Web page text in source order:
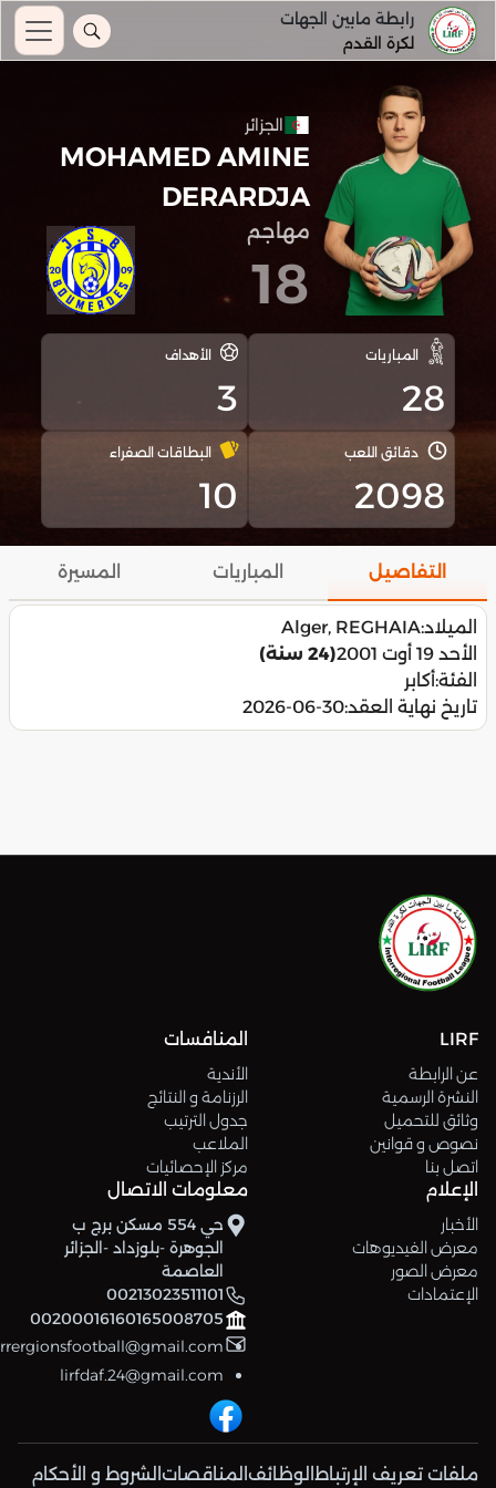
رابطة مابين الجهات
لكرة القدم
الجزائر
MOHAMED AMINE
DERARDJA
مهاجم
18
المباريات
28
الأهداف
3
دقائق اللعب
2098
البطاقات الصفراء
10
التفاصيل المباريات المسيرة
الميلاد:Alger, REGHAIA
الأحد 19 أوت 2001
(24 سنة)
الفئة:أكابر
تاريخ نهاية العقد:2026-06-30
LIRF
عن الرابطة
النشرة الرسمية
وثائق للتحميل
نصوص و قوانين
اتصل بنا
المنافسات
الأندية
الرزنامة و النتائج
جدول الترتيب
الملاعب
مركز الإحصائيات
الإعلام
الأخبار
معرض الفيديوهات
معرض الصور
الإعتمادات
معلومات الاتصال
حي 554 مسكن برج ب
الجوهرة -بلوزداد -الجزائر
العاصمة
00213023511101
00200016160165008705
lirfdaf.24@gmail.com
ملفات تعريف الإرتباط الوظائف المناقصات الشروط و الأحكام